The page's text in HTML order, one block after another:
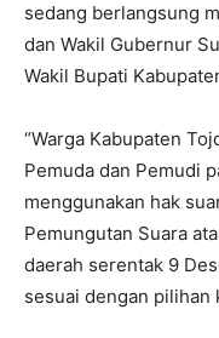
sedang berlangsung
dan Wakil Gubernur
Wakil Bupati
“Warga Kabupaten
Pemuda dan Pemudi
menggunakan hak
Pemungutan Suara
daerah serentak 9
sesuai dengan pilihan